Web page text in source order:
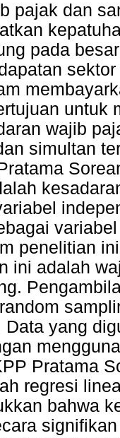
pajak dan
pada
untuk
wajib
simultan
penelitian
ini adalah
Data yang
Pratama
regresi
bahwa